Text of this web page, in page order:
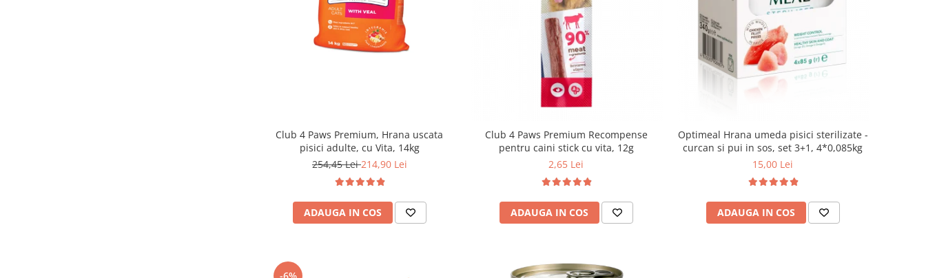
Club 4 Paws Premium, Hrana uscata
pisici adulte, cu Vita, 14kg
254,45 Lei214,90 Lei
ADAUGA IN COS
Club 4 Paws Premium Recompense
pentru caini stick cu vita, 12g
2,65 Lei
ADAUGA IN COS
Optimeal Hrana umeda pisici sterilizate -
curcan si pui in sos, set 3+1, 4*0,085kg
15,00 Lei
ADAUGA IN COS